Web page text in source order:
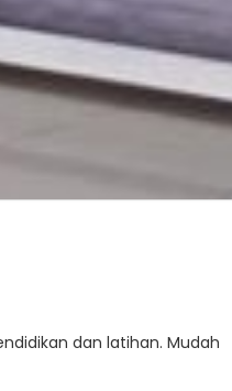
dan latihan. Mudah